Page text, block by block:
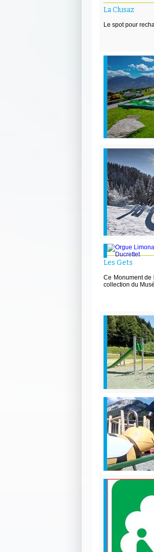
La Clusaz
Le spot pour
Les Gets
Ce Monument de
collection du